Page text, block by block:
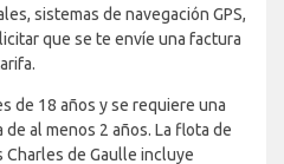
sistemas de navegación GPS,
que se te envíe una factura
de 18 años y se requiere una
al menos 2 años. La flota de
de Gaulle incluye